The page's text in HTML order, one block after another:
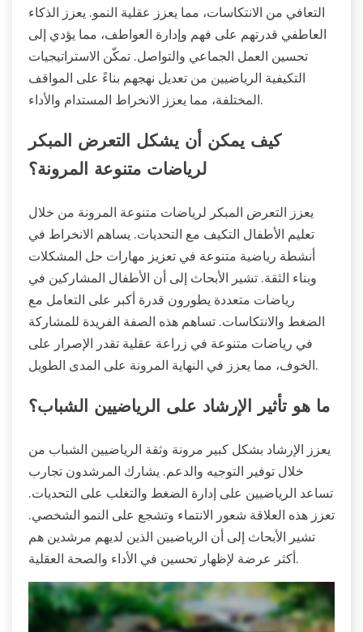
التعافي من الانتكاسات، مما يعزز عقلية النمو. يعزز الذكاء
العاطفي قدرتهم على فهم وإدارة العواطف، مما يؤدي إلى
تحسين العمل الجماعي والتواصل. تمكّن الاستراتيجيات
التكيفية الرياضيين من تعديل نهجهم بناءً على المواقف
المختلفة، مما يعزز الانخراط المستدام والأداء.
كيف يمكن أن يشكل التعرض المبكر
لرياضات متنوعة المرونة؟
يعزز التعرض المبكر لرياضات متنوعة المرونة من خلال
تعليم الأطفال التكيف مع التحديات. يساهم الانخراط في
أنشطة رياضية متنوعة في تعزيز مهارات حل المشكلات
وبناء الثقة. تشير الأبحاث إلى أن الأطفال المشاركين في
رياضات متعددة يطورون قدرة أكبر على التعامل مع
الضغط والانتكاسات. تساهم هذه الصفة الفريدة للمشاركة
في رياضات متنوعة في زراعة عقلية تقدر الإصرار على
الخوف، مما يعزز في النهاية المرونة على المدى الطويل.
ما هو تأثير الإرشاد على الرياضيين الشباب؟
يعزز الإرشاد بشكل كبير مرونة وثقة الرياضيين الشباب من
خلال توفير التوجيه والدعم. يشارك المرشدون تجارب
تساعد الرياضيين على إدارة الضغط والتغلب على التحديات.
تعزز هذه العلاقة شعور الانتماء وتشجع على النمو الشخصي.
تشير الأبحاث إلى أن الرياضيين الذين لديهم مرشدين هم
أكثر عرضة لإظهار تحسين في الأداء والصحة العقلية.